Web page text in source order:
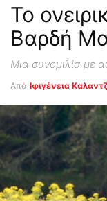
Το
Βαρδή
Μια συνομιλία με
Από Ιφιγένεια